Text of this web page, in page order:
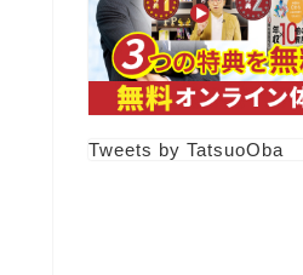
Tweets by TatsuoOba